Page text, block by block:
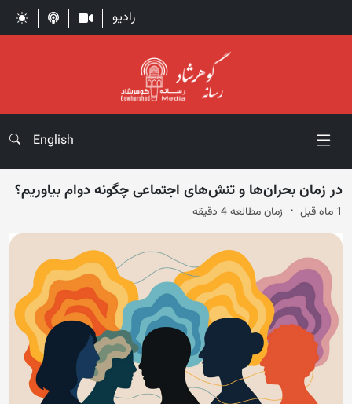
رادیو
English
در زمان بحران‌ها و تنش‌های اجتماعی چگونه دوام بیاوریم؟
1 ماه قبل زمان مطالعه 4 دقیقه